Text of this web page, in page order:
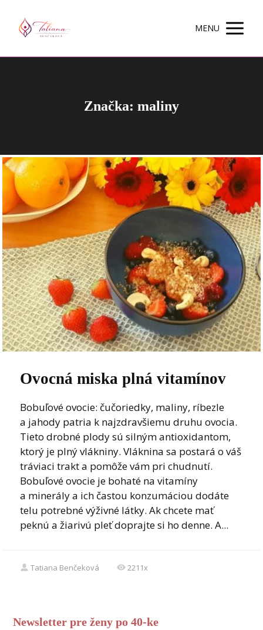
MENU
Značka: maliny
Ovocná miska plná vitamínov
Bobuľové ovocie: čučoriedky, maliny, ríbezle
a jahody patria k najzdravšiemu druhu ovocia.
Tieto drobné plody sú silným antioxidantom,
ktorý je plný vlákniny. Vláknina sa postará o váš
tráviaci trakt a pomôže vám pri chudnutí.
Bobuľové ovocie je bohaté na vitamíny
a minerály a ich častou konzumáciou dodáte
telu potrebné výživné látky. Ak chcete mať
peknú a žiarivú pleť doprajte si ho denne. A...
Tatiana Benčeková 2211x
Newsletter pre ženy po 40-ke